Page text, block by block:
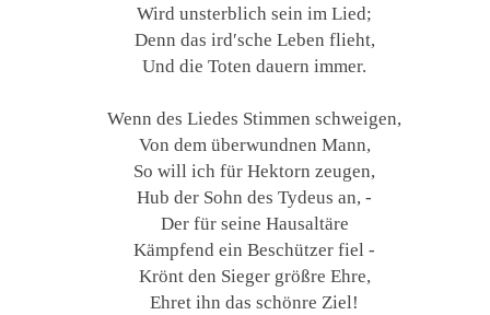
Wird unsterblich sein im Lied;
Denn das ird′sche Leben flieht,
Und die Toten dauern immer.
Wenn des Liedes Stimmen schweigen,
Von dem überwundnen Mann,
So will ich für Hektorn zeugen,
Hub der Sohn des Tydeus an, -
Der für seine Hausaltäre
Kämpfend ein Beschützer fiel -
Krönt den Sieger größre Ehre,
Ehret ihn das schönre Ziel!